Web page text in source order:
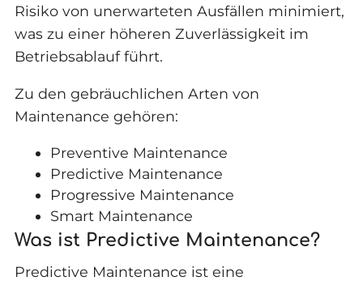
Risiko von unerwarteten Ausfällen minimiert,
was zu einer höheren Zuverlässigkeit im
Betriebsablauf führt.
Zu den gebräuchlichen Arten von
Maintenance gehören:
Preventive Maintenance
Predictive Maintenance
Progressive Maintenance
Smart Maintenance
Was ist Predictive Maintenance?
Predictive Maintenance ist eine